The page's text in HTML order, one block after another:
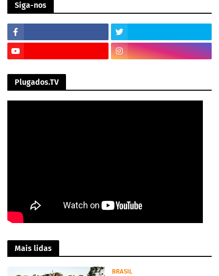
Siga-nos
Plugados.TV
Mais lidas
BRASIL